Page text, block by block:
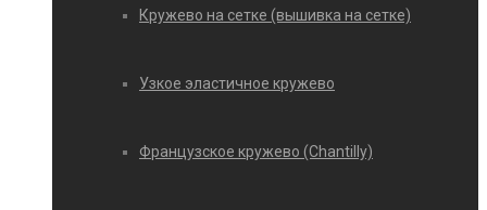
Кружево на сетке (вышивка на сетке)
Узкое эластичное кружево
Французское кружево (Chantilly)